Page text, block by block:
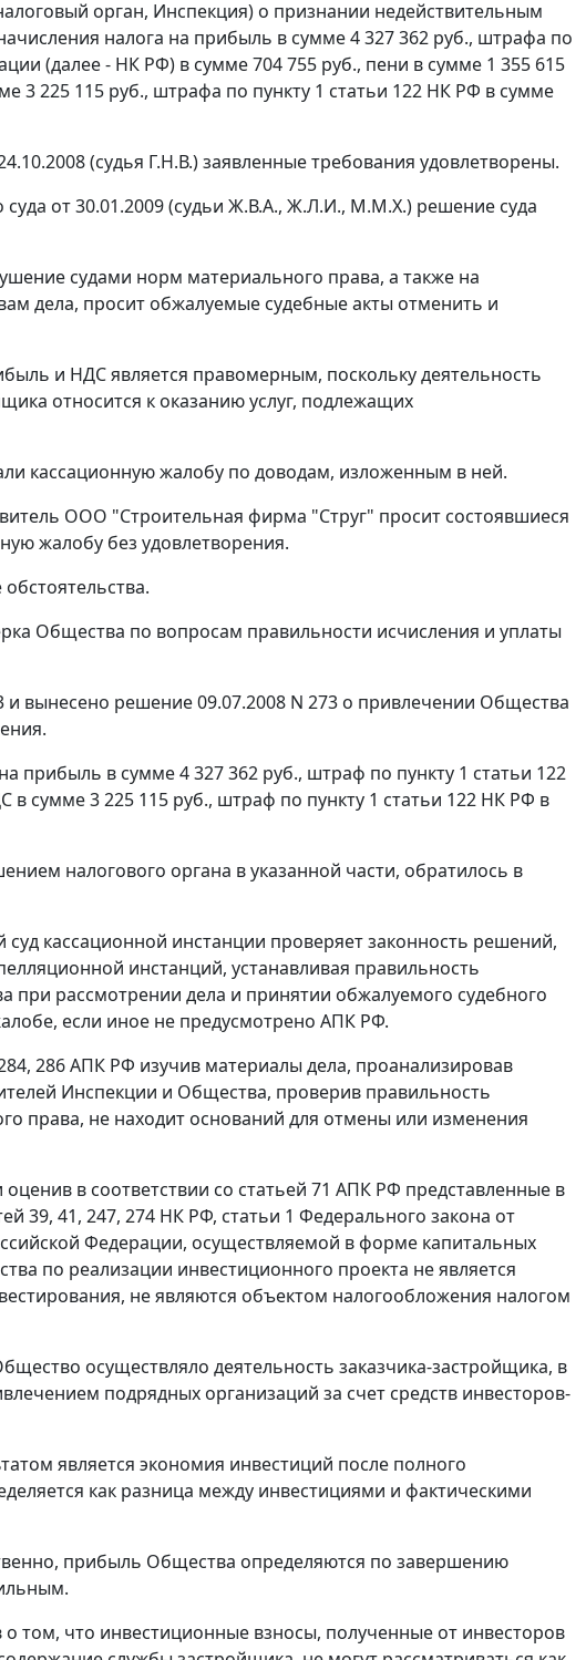
орган, Инспекция) о признании недействительным
налога на прибыль в сумме 4 327 362 руб., штрафа по
(далее - НК РФ) в сумме 704 755 руб., пени в сумме 1 355 615
3 225 115 руб., штрафа по пункту 1 статьи 122 НК РФ в сумме
(судья Г.Н.В.) заявленные требования удовлетворены.
от 30.01.2009 (судьи Ж.В.А., Ж.Л.И., М.М.Х.) решение суда
судами норм материального права, а также на
дела, просит обжалуемые судебные акты отменить и
и НДС является правомерным, поскольку деятельность
относится к оказанию услуг, подлежащих
кассационную жалобу по доводам, изложенным в ней.
ООО "Строительная фирма "Струг" просит состоявшиеся
жалобу без удовлетворения.
Общества по вопросам правильности исчисления и уплаты
и вынесено решение 09.07.2008 N 273 о привлечении Общества
прибыль в сумме 4 327 362 руб., штраф по пункту 1 статьи 122
в сумме 3 225 115 руб., штраф по пункту 1 статьи 122 НК РФ в
налогового органа в указанной части, обратилось в
кассационной инстанции проверяет законность решений,
инстанций, устанавливая правильность
рассмотрении дела и принятии обжалуемого судебного
если иное не предусмотрено АПК РФ.
, 286АПК РФ изучив материалы дела, проанализировав
Инспекции и Общества, проверив правильность
права, не находит оснований для отмены или изменения
в соответствии со статьей 71 АПК РФ представленные в
39, 41, 247, 274 НК РФ, статьи 1 Федерального закона от
Федерации, осуществляемой в форме капитальных
по реализации инвестиционного проекта не является
не являются объектом налогообложения налогом
осуществляло деятельность заказчика-застройщика, в
подрядных организаций за счет средств инвесторов-
является экономия инвестиций после полного
как разница между инвестициями и фактическими
прибыль Общества определяются по завершению
том, что инвестиционные взносы, полученные от инвесторов